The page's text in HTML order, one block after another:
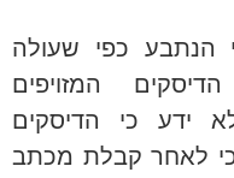
הנתבע כפי שעולה
המזויפים
ידע כי הדיסקים
כי לאחר קבלת מכתב